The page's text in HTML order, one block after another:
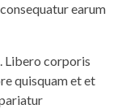
earum
Libero corporis
quisquam et et